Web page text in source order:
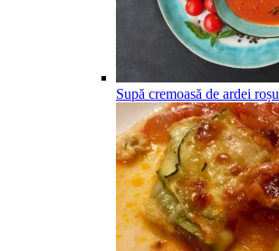
Supă cremoasă de ardei roșu